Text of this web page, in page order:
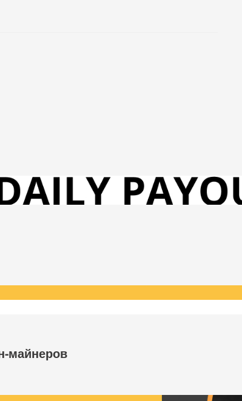
майнеров